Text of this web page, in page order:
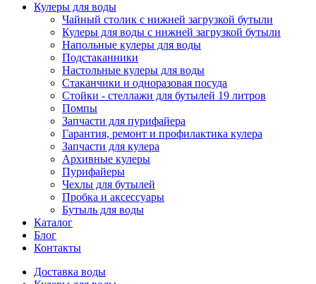
Кулеры для воды
Чайный столик с нижней загрузкой бутыли
Кулеры для воды с нижней загрузкой бутыли
Напольные кулеры для воды
Подстаканники
Настольные кулеры для воды
Стаканчики и одноразовая посуда
Стойки - стеллажи для бутылей 19 литров
Помпы
Запчасти для пурифайера
Гарантия, ремонт и профилактика кулера
Запчасти для кулера
Архивные кулеры
Пурифайеры
Чехлы для бутылей
Пробка и аксессуары
Бутыль для воды
Каталог
Блог
Контакты
Доставка воды